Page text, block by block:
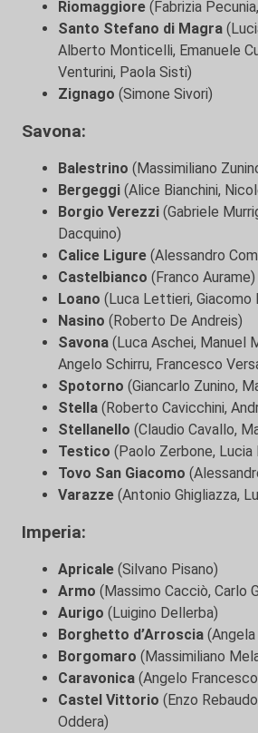
Riomaggiore (Fabrizia
Santo Stefano di Magra
Alberto Monticelli, Emanuele
Venturini, Paola Sisti)
Zignago (Simone Sivori)
Savona:
Balestrino (Massimiliano
Bergeggi (Alice Bianchini,
Borgio Verezzi (Gabriele
Dacquino)
Calice Ligure (Alessandro
Castelbianco (Franco Aurame)
Loano (Luca Lettieri, Giacomo
Nasino (Roberto De Andreis)
Savona (Luca Aschei, Manuel
Angelo Schirru, Francesco
Spotorno (Giancarlo Zunino,
Stella (Roberto Cavicchini,
Stellanello (Claudio Cavallo,
Testico (Paolo Zerbone,
Tovo San Giacomo
Varazze (Antonio Ghigliazza,
Imperia:
Apricale (Silvano Pisano)
Armo (Massimo Cacciò, Carlo
Aurigo (Luigino Dellerba)
Borghetto d’Arroscia
Borgomaro (Massimiliano
Caravonica (Angelo
Castel Vittorio (Enzo
Oddera)